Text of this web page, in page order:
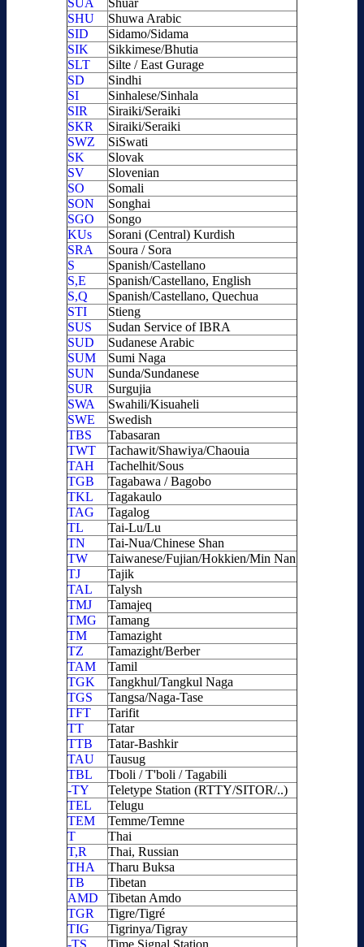
SUA
Shuar
SHU
Shuwa Arabic
SID
Sidamo/Sidama
SIK
Sikkimese/Bhutia
SLT
Silte / East Gurage
SD
Sindhi
SI
Sinhalese/Sinhala
SIR
Siraiki/Seraiki
SKR
Siraiki/Seraiki
SWZ
SiSwati
SK
Slovak
SV
Slovenian
SO
Somali
SON
Songhai
SGO
Songo
KUs
Sorani (Central) Kurdish
SRA
Soura / Sora
S
Spanish/Castellano
S,E
Spanish/Castellano, English
S,Q
Spanish/Castellano, Quechua
STI
Stieng
SUS
Sudan Service of IBRA
SUD
Sudanese Arabic
SUM
Sumi Naga
SUN
Sunda/Sundanese
SUR
Surgujia
SWA
Swahili/Kisuaheli
SWE
Swedish
TBS
Tabasaran
TWT
Tachawit/Shawiya/Chaouia
TAH
Tachelhit/Sous
TGB
Tagabawa / Bagobo
TKL
Tagakaulo
TAG
Tagalog
TL
Tai-Lu/Lu
TN
Tai-Nua/Chinese Shan
TW
Taiwanese/Fujian/Hokkien/Min Nan
TJ
Tajik
TAL
Talysh
TMJ
Tamajeq
TMG
Tamang
TM
Tamazight
TZ
Tamazight/Berber
TAM
Tamil
TGK
Tangkhul/Tangkul Naga
TGS
Tangsa/Naga-Tase
TFT
Tarifit
TT
Tatar
TTB
Tatar-Bashkir
TAU
Tausug
TBL
Tboli / T'boli / Tagabili
-TY
Teletype Station (RTTY/SITOR/..)
TEL
Telugu
TEM
Temme/Temne
T
Thai
T,R
Thai, Russian
THA
Tharu Buksa
TB
Tibetan
AMD
Tibetan Amdo
TGR
Tigre/Tigré
TIG
Tigrinya/Tigray